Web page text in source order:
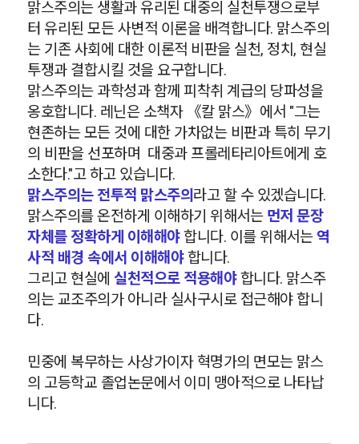
맑스주의는 생활과 유리된 대중의 실천투쟁으로부
터 유리된 모든 사변적 이론을 배격합니다. 맑스주의
는 기존 사회에 대한 이론적 비판을 실천, 정치, 현실
투쟁과 결합시킬 것을 요구합니다.
맑스주의는 과학성과 함께 피착취 계급의 당파성을
옹호합니다. 레닌은 소책자 《칼 맑스》에서 "그는
현존하는 모든 것에 대한 가차없는 비판과 특히 무기
의 비판을 선포하며 대중과 프롤레타리아트에게 호
소한다."고 하고 있습니다.
맑스주의는 전투적 맑스주의 라고 할 수 있겠습니다.
맑스주의를 온전하게 이해하기 위해서는 먼저 문장
자체를 정확하게 이해해야합니다. 이를 위해서는 역
사적 배경 속에서 이해해야합니다.
그리고 현실에 실천적으로 적용해야합니다. 맑스주
의는 교조주의가 아니라 실사구시로 접근해야 합니
다.
민중에 복무하는 사상가이자 혁명가의 면모는 맑스
의 고등학교 졸업논문에서 이미 맹아적으로 나타납
니다.